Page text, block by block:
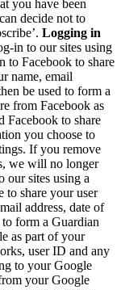
you have been
decide not to
Logging in
in to our sites using
to Facebook to share
name, email
be used to form a
from Facebook as
to share
you choose to
If you remove
we will no longer
our sites using a
to share your user
address, date of
form a Guardian
as part of your
user ID and any
to your Google
your Google